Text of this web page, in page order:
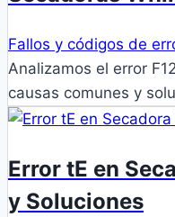
Fallos y códigos de
Analizamos el error
causas comunes y
Error tE en
y Soluciones